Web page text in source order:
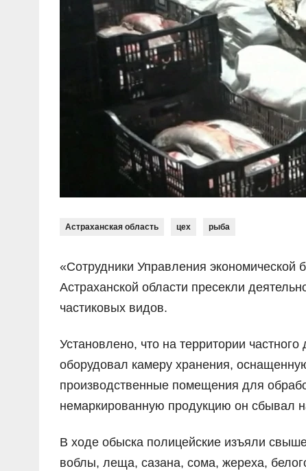
Астраханская область цех рыба
«Сотрудники Управления экономической
Астраханской области пресекли
частиковых видов.
Установлено, что на территории
оборудовал камеру хранения,
производственные помещения для
немаркированную продукцию он сбывал
В ходе обыска полицейские изъяли
воблы, леща, сазана, сома, жереха,